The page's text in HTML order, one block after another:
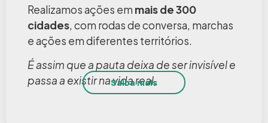
Realizamos ações em mais de 300
cidades, com rodas de conversa, marchas
e ações em diferentes territórios.
É assim que a pauta deixa de ser invisível e
passa a existir na vida real.
Saiba mais